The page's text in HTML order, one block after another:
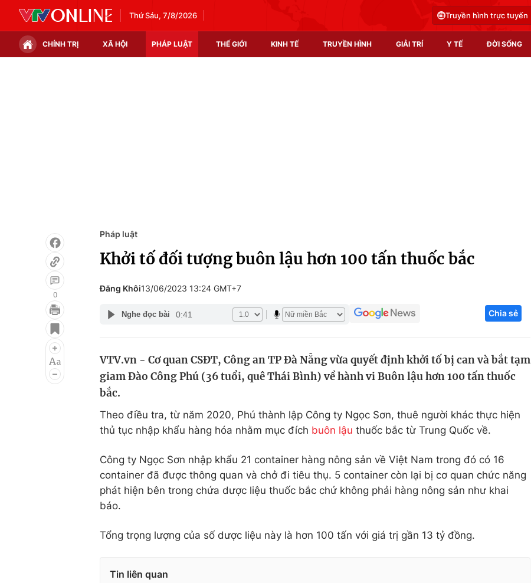
Thứ Sáu, 7/8/2026 Truyền hình trực tuyến
CHÍNH TRỊ XÃ HỘI PHÁP LUẬT THẾ GIỚI KINH TẾ TRUYỀN HÌNH GIẢI TRÍ Y TẾ ĐỜI SỐNG
Infographic
Điện ảnh
Âm nhạc
Làm đẹp
Giáo dục
Học trực tuyến
Công nghệ
Sản phẩm
Tư vấn
0
Pháp luật
Khởi tố đối tượng buôn lậu hơn 100 tấn thuốc bắc
Đăng Khôi13/06/2023 13:24 GMT+7
Nghe đọc bài 0:41 Chia sẻ
VTV.vn - Cơ quan CSĐT, Công an TP Đà Nẵng vừa quyết định khởi tố bị can và bắt tạm
giam Đào Công Phú (36 tuổi, quê Thái Bình) về hành vi Buôn lậu hơn 100 tấn thuốc
bắc.
Theo điều tra, từ năm 2020, Phú thành lập Công ty Ngọc Sơn, thuê người khác thực hiện
thủ tục nhập khẩu hàng hóa nhằm mục đích buôn lậu thuốc bắc từ Trung Quốc về.
Công ty Ngọc Sơn nhập khẩu 21 container hàng nông sản về Việt Nam trong đó có 16
container đã được thông quan và chở đi tiêu thụ. 5 container còn lại bị cơ quan chức năng
phát hiện bên trong chứa dược liệu thuốc bắc chứ không phải hàng nông sản như khai
báo.
Tổng trọng lượng của số dược liệu này là hơn 100 tấn với giá trị gần 13 tỷ đồng.
Tin liên quan